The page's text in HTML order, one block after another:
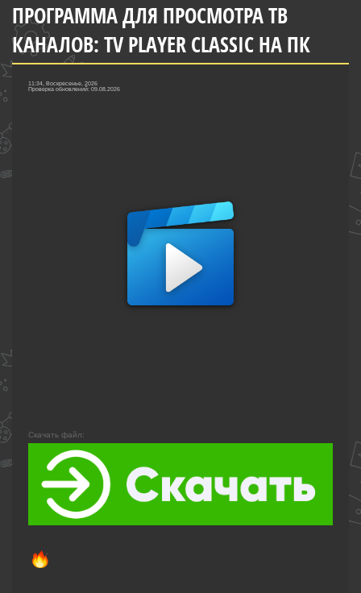
ПРОГРАММА ДЛЯ ПРОСМОТРА ТВ
КАНАЛОВ: TV PLAYER CLASSIC НА ПК
11:34, Воскресенье, 2026
Проверка обновлений: 09.08.2026
Скачать файл: